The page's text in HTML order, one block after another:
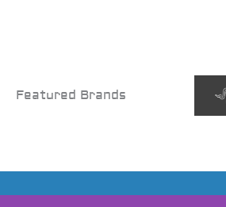
Featured Brands